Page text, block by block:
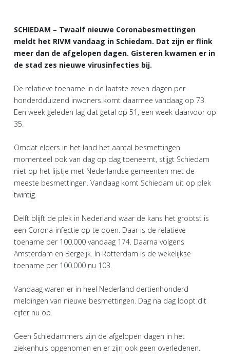
SCHIEDAM – Twaalf nieuwe Coronabesmettingen
meldt het RIVM vandaag in Schiedam. Dat zijn er flink
meer dan de afgelopen dagen. Gisteren kwamen er in
de stad zes nieuwe virusinfecties bij.
De relatieve toename in de laatste zeven dagen per
honderdduizend inwoners komt daarmee vandaag op 73.
Een week geleden lag dat getal op 51, een week daarvoor op
35.
Omdat elders in het land het aantal besmettingen
momenteel ook van dag op dag toeneemt, stijgt Schiedam
niet op het lijstje met Nederlandse gemeenten met de
meeste besmettingen. Vandaag komt Schiedam uit op plek
twintig.
Delft blijft de plek in Nederland waar de kans het grootst is
een Corona-infectie op te doen. Daar is de relatieve
toename per 100.000 vandaag 174. Daarna volgens
Amsterdam en Bergeijk. In Rotterdam is de wekelijkse
toename per 100.000 nu 103.
Vandaag waren er in heel Nederland dertienhonderd
meldingen van nieuwe besmettingen. Dag na dag loopt dit
cijfer nu op.
Geen Schiedammers zijn de afgelopen dagen in het
ziekenhuis opgenomen en er zijn ook geen overledenen.